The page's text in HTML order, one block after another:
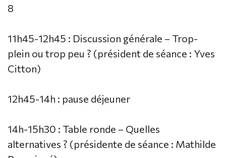
8
11h45-12h45 : Discussion générale – Trop-
plein ou trop peu ? (président de séance : Yves
Citton)
12h45-14h : pause déjeuner
14h-15h30 : Table ronde – Quelles
alternatives ? (présidente de séance : Mathilde